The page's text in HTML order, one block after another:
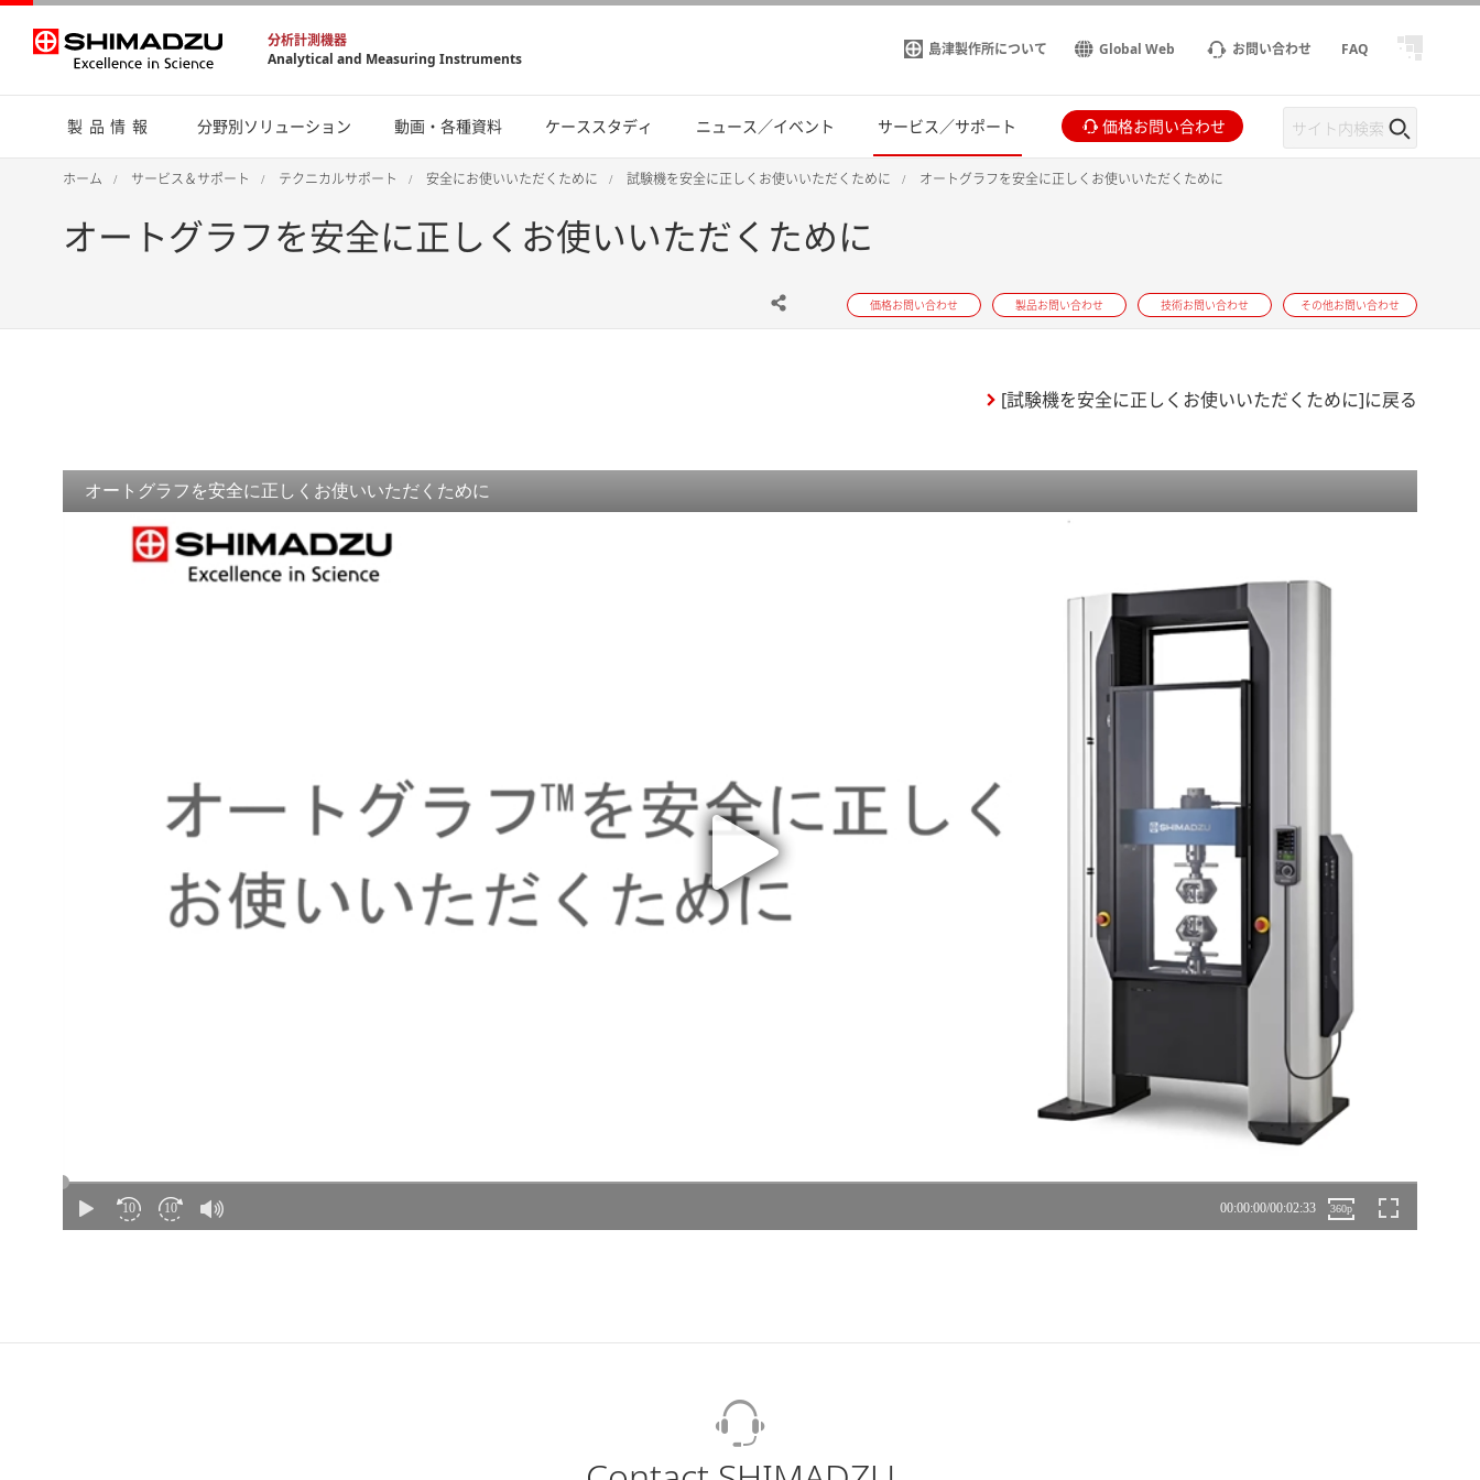
分析計測機器
Analytical and Measuring Instruments
島津製作所について Global Web お問い合わせ FAQ
製品情報 分野別ソリューション 動画・各種資料 ケーススタディ ニュース／イベント サービス／サポート 価格お問い合わせ
ホーム サービス＆サポート テクニカルサポート 安全にお使いいただくために 試験機を安全に正しくお使いいただくために オートグラフを安全に正しくお使いいただくために
オートグラフを安全に正しくお使いいただくために
価格お問い合わせ 製品お問い合わせ 技術お問い合わせ その他お問い合わせ
[試験機を安全に正しくお使いいただくために]に戻る